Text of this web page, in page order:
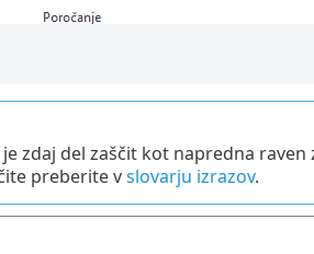
zdaj del zaščit kot napredna
preberite vslovarju izrazov.